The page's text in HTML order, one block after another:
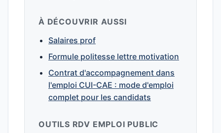
À DÉCOUVRIR AUSSI
Salaires prof
Formule politesse lettre motivation
Contrat d'accompagnement dans
l'emploi CUI-CAE : mode d'emploi
complet pour les candidats
OUTILS RDV EMPLOI PUBLIC